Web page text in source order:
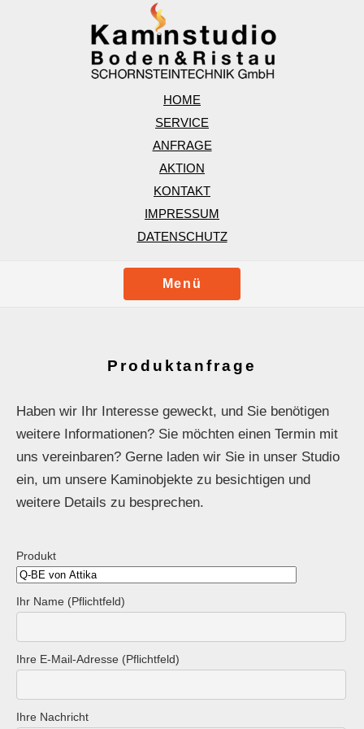
HOME
SERVICE
ANFRAGE
AKTION
KONTAKT
IMPRESSUM
DATENSCHUTZ
Menü
Produktanfrage
Haben wir Ihr Interesse geweckt, und Sie benötigen
weitere Informationen? Sie möchten einen Termin mit
uns vereinbaren? Gerne laden wir Sie in unser Studio
ein, um unsere Kaminobjekte zu besichtigen und
weitere Details zu besprechen.
Produkt
Ihr Name (Pflichtfeld)
Ihre E-Mail-Adresse (Pflichtfeld)
Ihre Nachricht